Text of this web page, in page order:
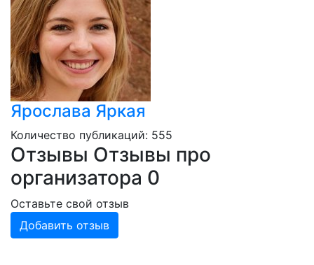
Ярослава Яркая
Количество публикаций: 555
Отзывы Отзывы про
организатора 0
Оставьте свой отзыв
Добавить отзыв